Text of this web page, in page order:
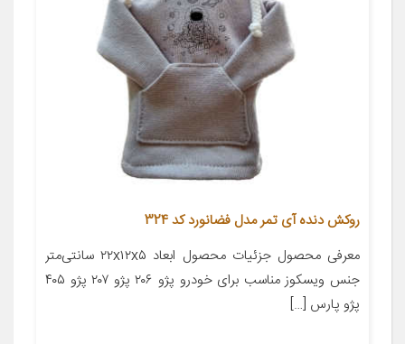
روکش دنده آی تمر مدل فضانورد کد 324
معرفی محصول جزئیات محصول ابعاد ۲۲x۱۲x۵ سانتی‌متر
جنس ویسکوز مناسب برای خودرو پژو ۲۰۶ پژو ۲۰۷ پژو ۴۰۵
پژو پارس […]